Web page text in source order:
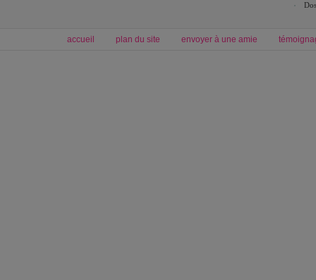
accueil plan du site envoyer à une amie